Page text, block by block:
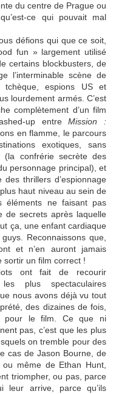
du centre de Prague ou
ce qui pouvait mal
défions qui que ce soit,
fun » largement utilisé
certains blockbusters, de
l’interminable scène de
tchèque, espions US et
lourdement armés. C’est
complètement d’un film
up entreMission :
en flamme, le parcours
exotiques, sans
(la confrérie secrète des
personnage principal), et
thrillers d’espionnage
haut niveau au sein de
éléments ne faisant pas
de secrets après laquelle
ça, une enfant cardiaque
Reconnaissons que,
et n’en auront jamais
sortir un film correct !
ont fait de recourir
plus spectaculaires
nous avons déjà vu tout
des dizaines de fois,
pour le film. Ce que ni
pas, c’est que les plus
on tremble pour des
cas de Jason Bourne, de
même de Ethan Hunt,
triompher, ou pas, parce
leur arrive, parce qu’ils